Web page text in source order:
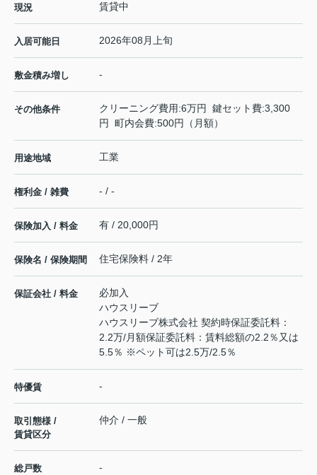
現況 賃貸中
入居可能日 2026年08月上旬
敷金積み増し -
その他条件
クリーニング費用:6万円 鍵セット費:3,300
円 町内会費:500円（月額）
用途地域 工業
権利金 / 雑費 - / -
保険加入 / 料金 有 / 20,000円
保険名 / 保険期間 住宅保険料 / 2年
保証会社 / 料金
必加入
ハウスリーブ
ハウスリーブ株式会社 契約時保証委託料：
2.2万/月額保証委託料：賃料総額の2.2％又は
5.5％ ※ペット可は2.5万/2.5％
特優賃 -
取引態様 /
賃貸区分
仲介 / 一般
総戸数 -